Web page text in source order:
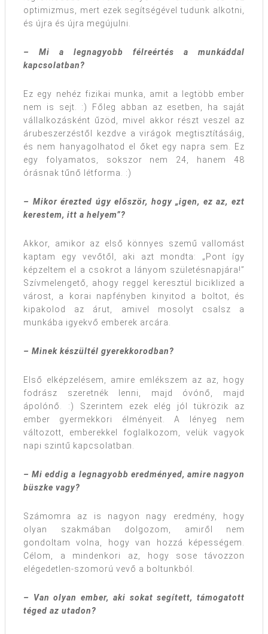
optimizmus, mert ezek segítségével tudunk alkotni,
és újra és újra megújulni.
– Mi a legnagyobb félreértés a munkáddal
kapcsolatban?
Ez egy nehéz fizikai munka, amit a legtöbb ember
nem is sejt. :) Főleg abban az esetben, ha saját
vállalkozásként űzöd, mivel akkor részt veszel az
árubeszerzéstől kezdve a virágok megtisztításáig,
és nem hanyagolhatod el őket egy napra sem. Ez
egy folyamatos, sokszor nem 24, hanem 48
órásnak tűnő létforma. :)
– Mikor érezted úgy először, hogy „igen, ez az, ezt
kerestem, itt a helyem”?
Akkor, amikor az első könnyes szemű vallomást
kaptam egy vevőtől, aki azt mondta: „Pont így
képzeltem el a csokrot a lányom születésnapjára!”
Szívmelengető, ahogy reggel keresztül biciklized a
várost, a korai napfényben kinyitod a boltot, és
kipakolod az árut, amivel mosolyt csalsz a
munkába igyekvő emberek arcára.
– Minek készültél gyerekkorodban?
Első elképzelésem, amire emlékszem az az, hogy
fodrász szeretnék lenni, majd óvónő, majd
ápolónő. :) Szerintem ezek elég jól tükrözik az
ember gyermekkori élményeit. A lényeg nem
változott, emberekkel foglalkozom, velük vagyok
napi szintű kapcsolatban.
– Mi eddig a legnagyobb eredményed, amire nagyon
büszke vagy?
Számomra az is nagyon nagy eredmény, hogy
olyan szakmában dolgozom, amiről nem
gondoltam volna, hogy van hozzá képességem.
Célom, a mindenkori az, hogy sose távozzon
elégedetlen-szomorú vevő a boltunkból.
– Van olyan ember, aki sokat segített, támogatott
téged az utadon?